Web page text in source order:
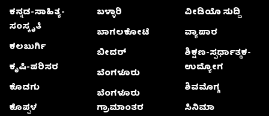
ಕನ್ನಡ-ಸಾಹಿತ್ಯ-
ಸಂಸ್ಕೃತಿ
ಕಲಬುರ್ಗಿ
ಕೃಷಿ-ಪರಿಸರ
ಕೊಡಗು
ಕೊಪ್ಪಳ
ಬಳ್ಳಾರಿ
ಬಾಗಲಕೋಟೆ
ಬೀದರ್
ಬೆಂಗಳೂರು
ಬೆಂಗಳೂರು
ಗ್ರಾಮಾಂತರ
ವೀಡಿಯೊ ಸುದ್ದಿ
ವ್ಯಾಪಾರ
ಶಿಕ್ಷಣ-ಸ್ಪರ್ಧಾತ್ಮಕ-
ಉದ್ಯೋಗ
ಶಿವಮೊಗ್ಗ
ಸಿನಿಮಾ